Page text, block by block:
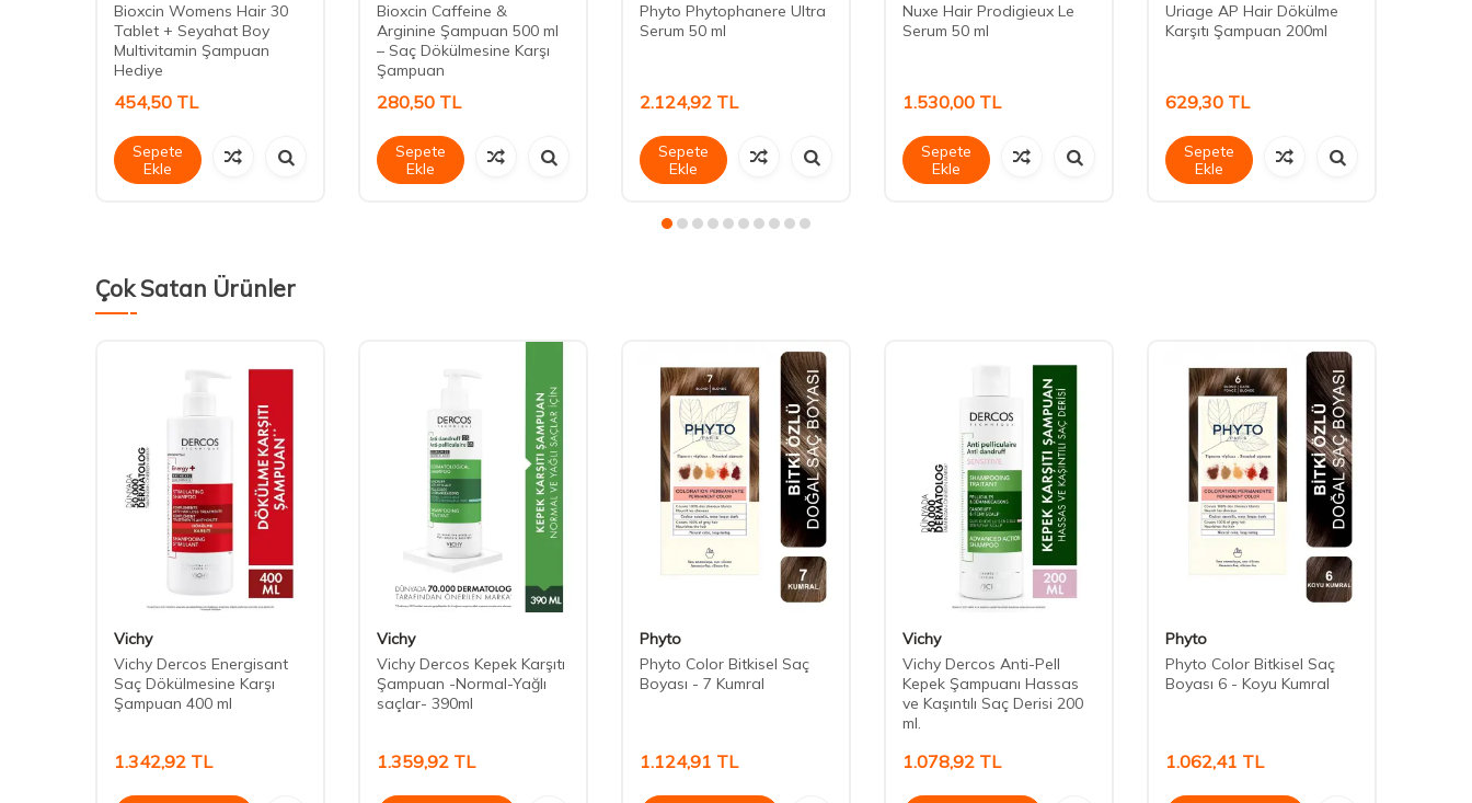
Bioxcin Womens Hair 30
Tablet + Seyahat Boy
Multivitamin Şampuan
Hediye
454,50 TL
Sepete
Ekle
Bioxcin Caffeine &
Arginine Şampuan 500 ml
– Saç Dökülmesine Karşı
Şampuan
280,50 TL
Sepete
Ekle
Phyto Phytophanere Ultra
Serum 50 ml
2.124,92 TL
Sepete
Ekle
Nuxe Hair Prodigieux Le
Serum 50 ml
1.530,00 TL
Sepete
Ekle
Uriage AP Hair Dökülme
Karşıtı Şampuan 200ml
629,30 TL
Sepete
Ekle
Çok Satan Ürünler
Vichy
Vichy Dercos Energisant
Saç Dökülmesine Karşı
Şampuan 400 ml
1.342,92 TL
Vichy
Vichy Dercos Kepek Karşıtı
Şampuan -Normal-Yağlı
saçlar- 390ml
1.359,92 TL
Phyto
Phyto Color Bitkisel Saç
Boyası - 7 Kumral
1.124,91 TL
Vichy
Vichy Dercos Anti-Pell
Kepek Şampuanı Hassas
ve Kaşıntılı Saç Derisi 200
ml.
1.078,92 TL
Phyto
Phyto Color Bitkisel Saç
Boyası 6 - Koyu Kumral
1.062,41 TL